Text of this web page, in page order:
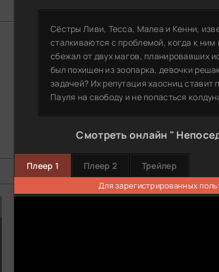
Сёстры Ливи, Тесса, Малеа и Кенни,
сталкиваются с проблемой, когда к
сбежал от двух магов, планировавших
был похищен из зоопарка, девочки
задачей? Их репутация хаосниц
Пауля на свободу и не попасться
Смотреть онлайн "
Плеер 1 Плеер 2 Трейлер
Для зарегистрированных